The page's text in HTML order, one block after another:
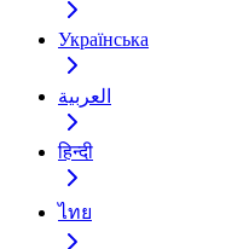
Українська
العربية
हिन्दी
ไทย